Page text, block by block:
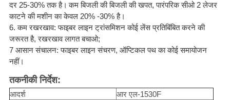
दर 25-30% तक है। कम बिजली की बिजली की खपत, पारंपरिक सीओ 2 लेजर
काटने की मशीन का केवल 20% -30% है।
6. कम रखरखाव: फाइबर लाइन ट्रांसमिशन कोई लेंस प्रतिबिंबित करने की
जरूरत है, रखरखाव लागत बचाओ;
7 आसान संचालन: फाइबर लाइन संचरण, ऑप्टिकल पथ का कोई समायोजन
नहीं।
तकनीकी निर्देश:
आदर्श आर एल-1530F